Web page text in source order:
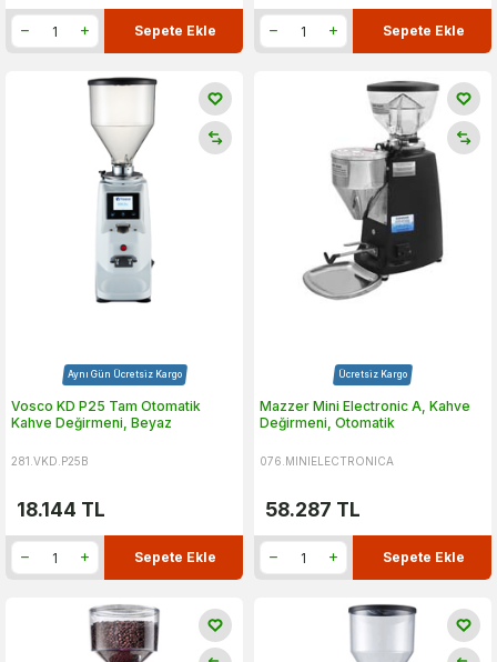
Sepete Ekle Sepete Ekle
Aynı Gün Ücretsiz Kargo
Vosco KD P25 Tam Otomatik
Kahve Değirmeni, Beyaz
281.VKD.P25B
18.144 TL
Sepete Ekle
Ücretsiz Kargo
Mazzer Mini Electronic A, Kahve
Değirmeni, Otomatik
076.MINIELECTRONICA
58.287 TL
Sepete Ekle